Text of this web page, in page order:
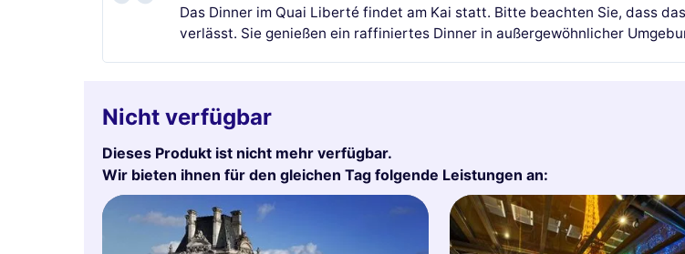
Das Dinner im Quai Liberté findet am Kai statt. Bitte beachten Sie, dass
verlässt. Sie genießen ein raffiniertes Dinner in außergewöhnlicher
Nicht verfügbar
Dieses Produkt ist nicht mehr verfügbar.
Wir bieten ihnen für den gleichen Tag folgende Leistungen an: